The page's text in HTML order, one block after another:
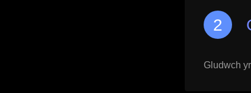
Gludwch